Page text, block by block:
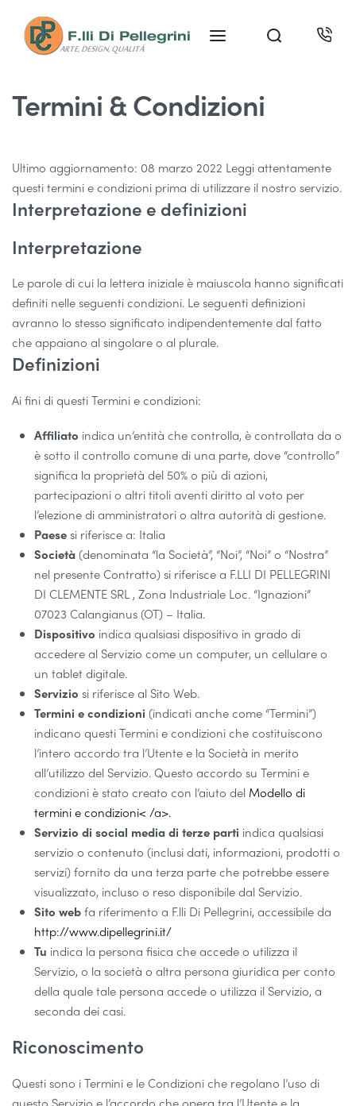
Termini & Condizioni
Ultimo aggiornamento: 08 marzo 2022 Leggi attentamente
questi termini e condizioni prima di utilizzare il nostro servizio.
Interpretazione e definizioni
Interpretazione
Le parole di cui la lettera iniziale è maiuscola hanno significati
definiti nelle seguenti condizioni. Le seguenti definizioni
avranno lo stesso significato indipendentemente dal fatto
che appaiano al singolare o al plurale.
Definizioni
Ai fini di questi Termini e condizioni:
Affiliato indica un’entità che controlla, è controllata da o
è sotto il controllo comune di una parte, dove “controllo”
significa la proprietà del 50% o più di azioni,
partecipazioni o altri titoli aventi diritto al voto per
l’elezione di amministratori o altra autorità di gestione.
Paesesi riferisce a: Italia
Società(denominata “la Società”, “Noi”, “Noi” o “Nostra”
nel presente Contratto) si riferisce a F.LLI DI PELLEGRINI
DI CLEMENTE SRL , Zona Industriale Loc. “Ignazioni”
07023 Calangianus (OT) – Italia.
Dispositivo indica qualsiasi dispositivo in grado di
accedere al Servizio come un computer, un cellulare o
un tablet digitale.
Servizio si riferisce al Sito Web.
Termini e condizioni (indicati anche come “Termini”)
indicano questi Termini e condizioni che costituiscono
l’intero accordo tra l’Utente e la Società in merito
all’utilizzo del Servizio. Questo accordo su Termini e
condizioni è stato creato con l’aiuto del Modello di
termini e condizioni< /a>.
Servizio di social media di terze parti indica qualsiasi
servizio o contenuto (inclusi dati, informazioni, prodotti o
servizi) fornito da una terza parte che potrebbe essere
visualizzato, incluso o reso disponibile dal Servizio.
Sito webfa riferimento a F.lli Di Pellegrini, accessibile da
http://www.dipellegrini.it/
Tu indica la persona fisica che accede o utilizza il
Servizio, o la società o altra persona giuridica per conto
della quale tale persona accede o utilizza il Servizio, a
seconda dei casi.
Riconoscimento
Questi sono i Termini e le Condizioni che regolano l’uso di